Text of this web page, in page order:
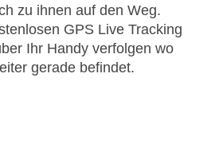
zu ihnen auf den Weg.
GPS Live Tracking
Ihr Handy verfolgen wo
gerade befindet.